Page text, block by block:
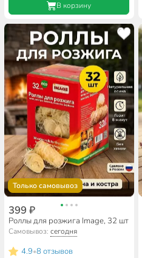
В корзину
Только самовывоз
399 ₽
Роллы для розжига Image, 32 шт
Самовывоз:сегодня
4.9•8 отзывов